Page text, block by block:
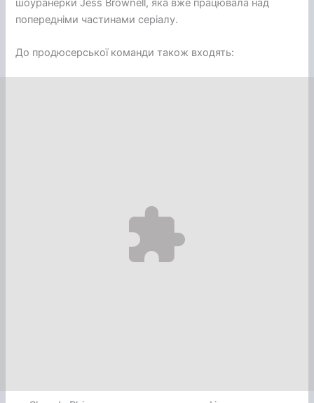
шоуранерки Jess Brownell, яка вже працювала над
попередніми частинами серіалу.
До продюсерської команди також входять: